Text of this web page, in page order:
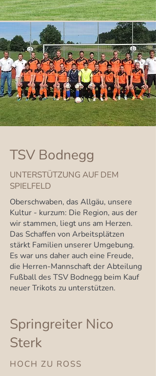
TSV Bodnegg
UNTERSTÜTZUNG AUF DEM
SPIELFELD
Oberschwaben, das Allgäu, unsere
Kultur - kurzum: Die Region, aus der
wir stammen, liegt uns am Herzen.
Das Schaffen von Arbeitsplätzen
stärkt Familien unserer Umgebung.
Es war uns daher auch eine Freude,
die Herren-Mannschaft der Abteilung
Fußball des TSV Bodnegg beim Kauf
neuer Trikots zu unterstützen.
Springreiter Nico
Sterk
HOCH ZU ROSS